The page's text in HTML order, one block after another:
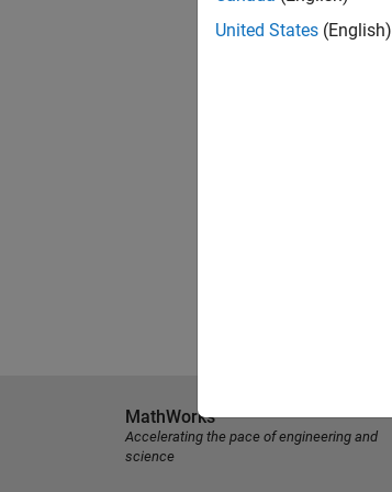
United States (English)
MathWorks
Accelerating the pace of engineering and
science